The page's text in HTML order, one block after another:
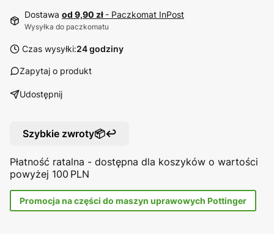
Dostawa od 9,90 zł - Paczkomat InPost
Wysyłka do paczkomatu
Czas wysyłki:24 godziny
Zapytaj o produkt
Udostępnij
Szybkie zwroty📦↩️
Płatność ratalna - dostępna dla koszyków o wartości
powyżej 100 PLN
Promocja na części do maszyn uprawowych Pottinger